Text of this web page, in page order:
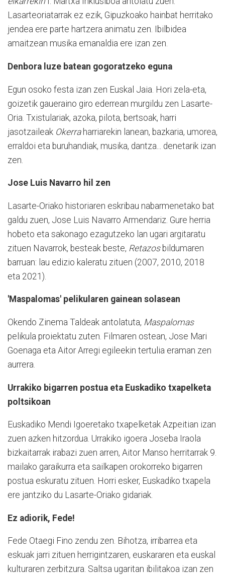
Lasarteoriatarrak ez ezik, Gipuzkoako hainbat herritako
jendea ere parte hartzera animatu zen. Ibilbidea
amaitzean musika emanaldia ere izan zen.
Denbora luze batean gogoratzeko eguna
Egun osoko festa izan zen Euskal Jaia. Hori zela-eta,
goizetik gaueraino giro ederrean murgildu zen Lasarte-
Oria. Txistulariak, azoka, pilota, bertsoak, harri
jasotzaileak Okerraharriarekin lanean, bazkaria, umorea,
erraldoi eta buruhandiak, musika, dantza... denetarik izan
zen.
Jose Luis Navarro hil zen
Lasarte-Oriako historiaren eskribau nabarmenetako bat
galdu zuen, Jose Luis Navarro Armendariz. Gure herria
hobeto eta sakonago ezagutzeko lan ugari argitaratu
zituen Navarrok, besteak beste, Retazos bildumaren
barruan: lau edizio kaleratu zituen (2007, 2010, 2018
eta 2021).
'Maspalomas' pelikularen gainean solasean
Okendo Zinema Taldeak antolatuta, Maspalomas
pelikula proiektatu zuten. Filmaren ostean, Jose Mari
Goenaga eta Aitor Arregi egileekin tertulia eraman zen
aurrera.
Urrakiko bigarren postua eta Euskadiko txapelketa
poltsikoan
Euskadiko Mendi Igoeretako txapelketak Azpeitian izan
zuen azken hitzordua. Urrakiko igoera Joseba Iraola
bizkaitarrak irabazi zuen arren, Aitor Manso herritarrak 9.
mailako garaikurra eta sailkapen orokorreko bigarren
postua eskuratu zituen. Horri esker, Euskadiko txapela
ere jantziko du Lasarte-Oriako gidariak.
Ez adiorik, Fede!
Fede Otaegi Fino zendu zen. Bihotza, irribarrea eta
eskuak jarri zituen herrigintzaren, euskararen eta euskal
kulturaren zerbitzura. Saltsa ugaritan ibilitakoa izan zen